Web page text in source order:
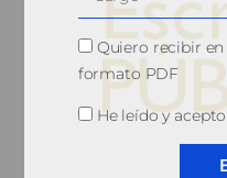
© 2010,
Quiero recibir
formato PDF
He leído y